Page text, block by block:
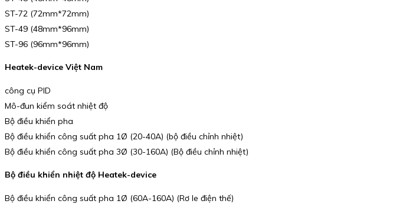
ST-72 (72mm*72mm)
ST-49 (48mm*96mm)
ST-96 (96mm*96mm)
Heatek-device Việt Nam
công cụ PID
Mô-đun kiểm soát nhiệt độ
Bộ điều khiển pha
Bộ điều khiển công suất pha 1Ø (20-40A) (bộ điều chỉnh nhiệt)
Bộ điều khiển công suất pha 3Ø (30-160A) (Bộ điều chỉnh nhiệt)
Bộ điều khiển nhiệt độ Heatek-device
Bộ điều khiển công suất pha 1Ø (60A-160A) (Rơ le điện thế)